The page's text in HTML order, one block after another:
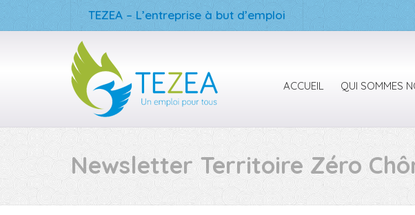
TEZEA – L’entreprise à but d’emploi
ACCUEIL QUI SOMMES
Newsletter Territoire Zéro